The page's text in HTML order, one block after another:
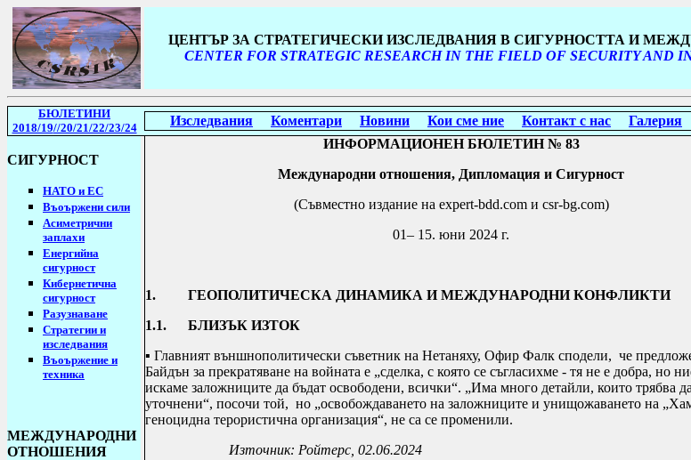
ЦЕНТЪР ЗА СТРАТЕГИЧЕСКИ ИЗСЛЕДВАНИЯ В СИГУРНОСТТА И
CENTER FOR STRATEGIC RESEARCH IN THE FIELD OF SECURITY AND
БЮЛЕТИНИ
2018/19//20/21/22/23/24 Изследвания Коментари Новини Кои сме ние Контакт с нас Галерия
СИГУРНОСТ
НАТО и ЕС
Въоържени сили
Асиметрични
заплахи
Енергийна
сигурност
Кибернетична
сигурност
Разузнаване
Стратегии и
изследвания
Въоържение и
техника
МЕЖДУНАРОДНИ
ОТНОШЕНИЯ
ИНФОРМАЦИОНЕН БЮЛЕТИН № 83
Международни отношения, Дипломация и Сигурност
(Съвместно издание на expert-bdd.comи csr-bg.com)
01– 15. юни 2024 г.
1. ГЕОПОЛИТИЧЕСКА ДИНАМИКА И МЕЖДУНАРОДНИ КОНФЛИКТИ
1.1. БЛИЗЪК ИЗТОК
▪ Главният външнополитически съветник на Нетаняху, Офир Фалк сподели, че
Байдън за прекратяване на войната е „сделка, с която се съгласихме - тя не е добра, но
искаме заложниците да бъдат освободени, всички“. „Има много детайли, които трябва
уточнени“, посочи той, но „освобождаването на заложниците и унищожаването на
геноцидна терористична организация“, не са се променили.
Източник: Ройтерс, 02.06.2024